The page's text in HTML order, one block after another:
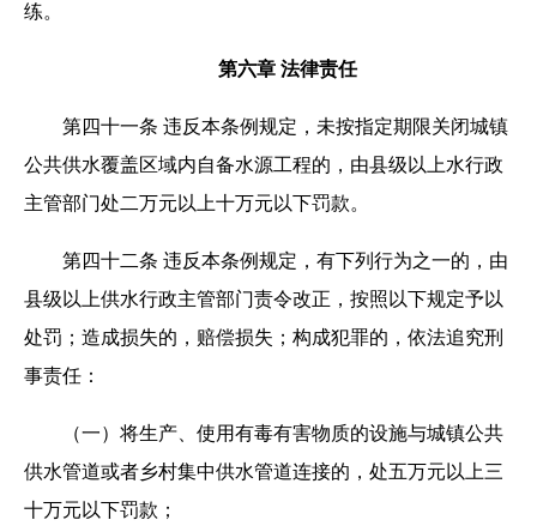
练。
第六章 法律责任
第四十一条 违反本条例规定，未按指定期限关闭城镇
公共供水覆盖区域内自备水源工程的，由县级以上水行政
主管部门处二万元以上十万元以下罚款。
第四十二条 违反本条例规定，有下列行为之一的，由
县级以上供水行政主管部门责令改正，按照以下规定予以
处罚；造成损失的，赔偿损失；构成犯罪的，依法追究刑
事责任：
（一）将生产、使用有毒有害物质的设施与城镇公共
供水管道或者乡村集中供水管道连接的，处五万元以上三
十万元以下罚款；